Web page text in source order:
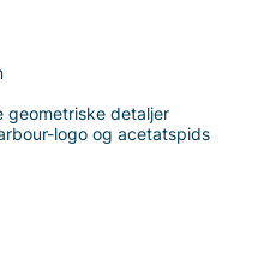
geometriske detaljer
logo og acetatspids
solbrillemodel til herrer
pilotmodel fanger øjet med